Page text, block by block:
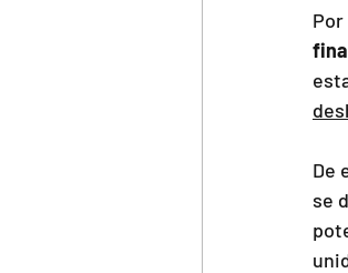
Por
De
se